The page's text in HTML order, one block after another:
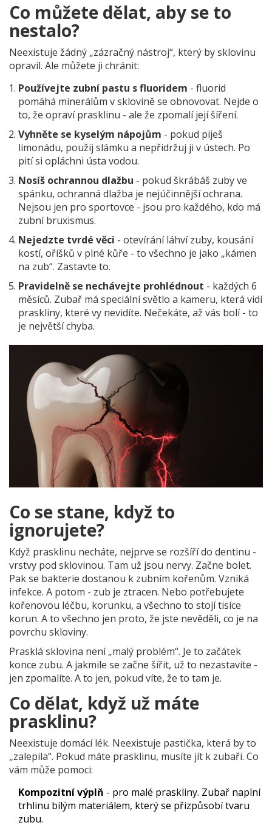
Co můžete dělat, aby se to
nestalo?
Neexistuje žádný „zázračný nástroj“, který by sklovinu
opravil. Ale můžete ji chránit:
Používejte zubní pastu s fluoridem - fluorid
pomáhá minerálům v sklovině se obnovovat. Nejde o
to, že opraví prasklinu - ale že zpomalí její šíření.
Vyhněte se kyselým nápojům - pokud piješ
limonádu, použij slámku a nepřidržuj ji v ústech. Po
pití si opláchni ústa vodou.
Nosíš ochrannou dlažbu - pokud škrábáš zuby ve
spánku, ochranná dlažba je nejúčinnější ochrana.
Nejsou jen pro sportovce - jsou pro každého, kdo má
zubní bruxismus.
Nejedzte tvrdé věci - otevírání láhví zuby, kousání
kostí, oříšků v plné kůře - to všechno je jako „kámen
na zub“. Zastavte to.
Pravidelně se nechávejte prohlédnout - každých 6
měsíců. Zubař má speciální světlo a kameru, která vidí
praskliny, které vy nevidíte. Nečekáte, až vás bolí - to
je největší chyba.
Co se stane, když to
ignorujete?
Když prasklinu necháte, nejprve se rozšíří do dentinu -
vrstvy pod sklovinou. Tam už jsou nervy. Začne bolet.
Pak se bakterie dostanou k zubním kořenům. Vzniká
infekce. A potom - zub je ztracen. Nebo potřebujete
kořenovou léčbu, korunku, a všechno to stojí tisíce
korun. A to všechno jen proto, že jste nevěděli, co je na
povrchu skloviny.
Prasklá sklovina není „malý problém“. Je to začátek
konce zubu. A jakmile se začne šířit, už to nezastavíte -
jen zpomalíte. A to jen, pokud víte, že to tam je.
Co dělat, když už máte
prasklinu?
Neexistuje domácí lék. Neexistuje pastička, která by to
„zalepila“. Pokud máte prasklinu, musíte jít k zubaři. Co
vám může pomoci:
Kompozitní výplň - pro malé praskliny. Zubař naplní
trhlinu bílým materiálem, který se přizpůsobí tvaru
zubu.